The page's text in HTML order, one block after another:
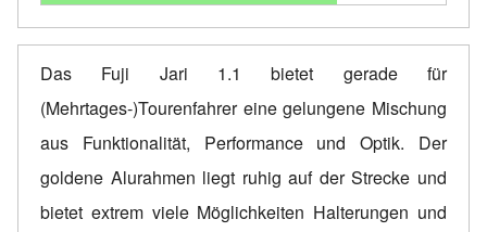
Das Fuji Jari 1.1 bietet gerade für
(Mehrtages-)Tourenfahrer eine gelungene Mischung
aus Funktionalität, Performance und Optik. Der
goldene Alurahmen liegt ruhig auf der Strecke und
bietet extrem viele Möglichkeiten Halterungen und